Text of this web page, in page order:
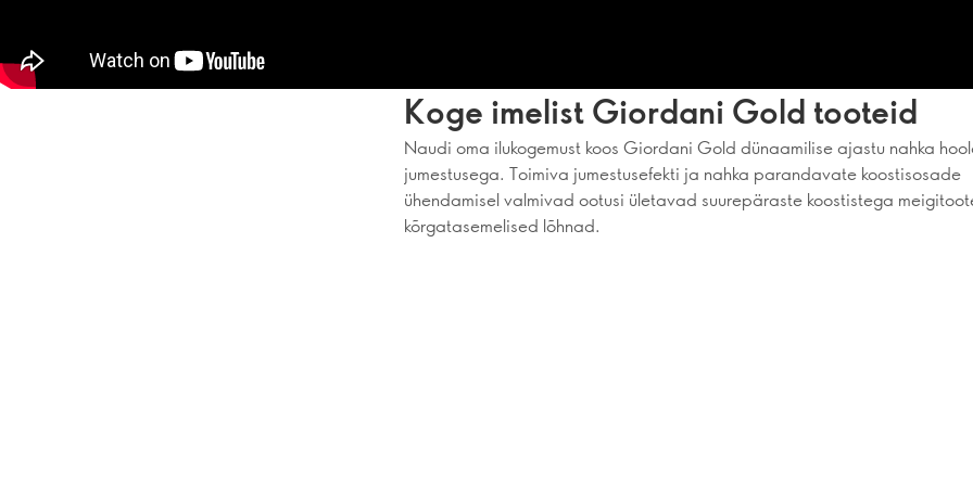
Koge imelist Giordani Gold tooteid
Naudi oma ilukogemust koos Giordani Gold dünaamilise ajastu nahka
jumestusega. Toimiva jumestusefekti ja nahka parandavate koostisosade
ühendamisel valmivad ootusi ületavad suurepäraste koostistega
kõrgatasemelised lõhnad.